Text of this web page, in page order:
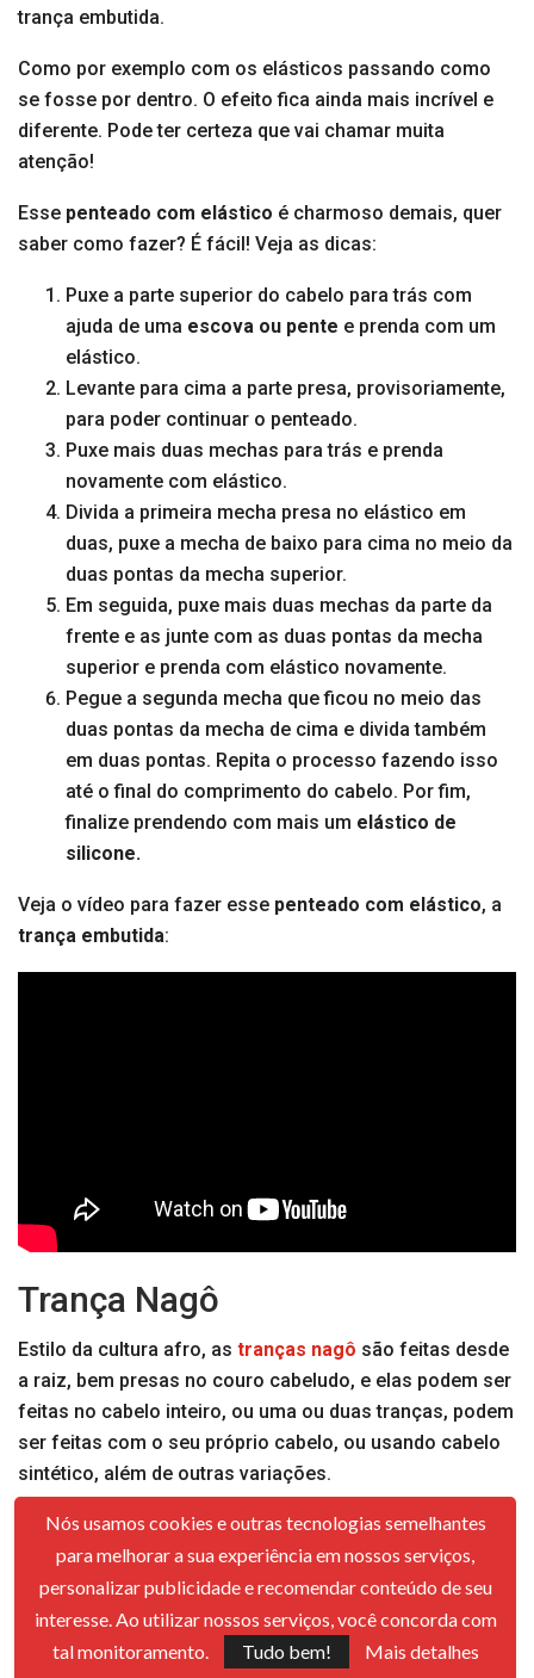
trança embutida.
Como por exemplo com os elásticos passando como
se fosse por dentro. O efeito fica ainda mais incrível e
diferente. Pode ter certeza que vai chamar muita
atenção!
Esse penteado com elástico é charmoso demais, quer
saber como fazer? É fácil! Veja as dicas:
Puxe a parte superior do cabelo para trás com
ajuda de uma escova ou pente e prenda com um
elástico.
Levante para cima a parte presa, provisoriamente,
para poder continuar o penteado.
Puxe mais duas mechas para trás e prenda
novamente com elástico.
Divida a primeira mecha presa no elástico em
duas, puxe a mecha de baixo para cima no meio da
duas pontas da mecha superior.
Em seguida, puxe mais duas mechas da parte da
frente e as junte com as duas pontas da mecha
superior e prenda com elástico novamente.
Pegue a segunda mecha que ficou no meio das
duas pontas da mecha de cima e divida também
em duas pontas. Repita o processo fazendo isso
até o final do comprimento do cabelo. Por fim,
finalize prendendo com mais um elástico de
silicone.
Veja o vídeo para fazer esse penteado com elástico, a
trança embutida:
Trança Nagô
Estilo da cultura afro, as tranças nagô são feitas desde
a raiz, bem presas no couro cabeludo, e elas podem ser
feitas no cabelo inteiro, ou uma ou duas tranças, podem
ser feitas com o seu próprio cabelo, ou usando cabelo
sintético, além de outras variações.
Também é possível escolher vários formatos, desenhos
e cores. Este tipo de trança é uma opção tambémpara
quem está passando por transição capilare também
para proteger os fios no dia a dia.
E também é um penteado que utiliza os
Nós usamos cookies e outras tecnologias semelhantes
para melhorar a sua experiência em nossos serviços,
personalizar publicidade e recomendar conteúdo de seu
interesse. Ao utilizar nossos serviços, você concorda com
tal monitoramento.
Tudo bem! Mais detalhes